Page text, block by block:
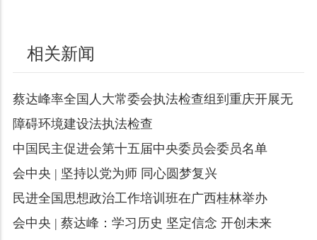
相关新闻
蔡达峰率全国人大常委会执法检查组到重庆开展无
障碍环境建设法执法检查
中国民主促进会第十五届中央委员会委员名单
会中央 | 坚持以党为师 同心圆梦复兴
民进全国思想政治工作培训班在广西桂林举办
会中央 | 蔡达峰：学习历史 坚定信念 开创未来